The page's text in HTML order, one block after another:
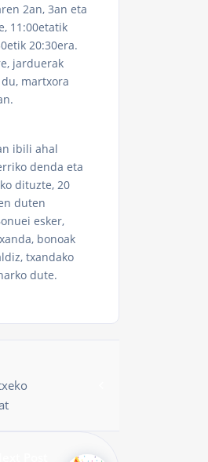
2an, 3an eta
11:00etatik
20:30era.
jarduerak
martxora
ibili ahal
denda eta
dituzte, 20
duten
esker,
bonoak
txandako
dute.